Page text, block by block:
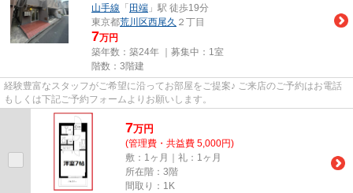
山手線 「 田端 」駅 徒歩19分
東京都荒川区西尾久 ２丁目
7万円
築年数：築24年 ｜募集中： 1室
階数：3階建
経験豊富なスタッフがご希望に沿ってお部屋をご提案♪ ご来店のご予約はお電話
もしくは下記ご予約フォームよりお願いします。
7万円
(管理費・共益費 5,000円)
敷：1ヶ月｜礼：1ヶ月
所在階：3階
間取り：1K